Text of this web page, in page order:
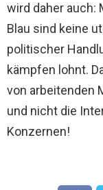
wird daher auch:
Blau sind keine
politischer
kämpfen lohnt.
von arbeitenden
und nicht die
Konzernen!